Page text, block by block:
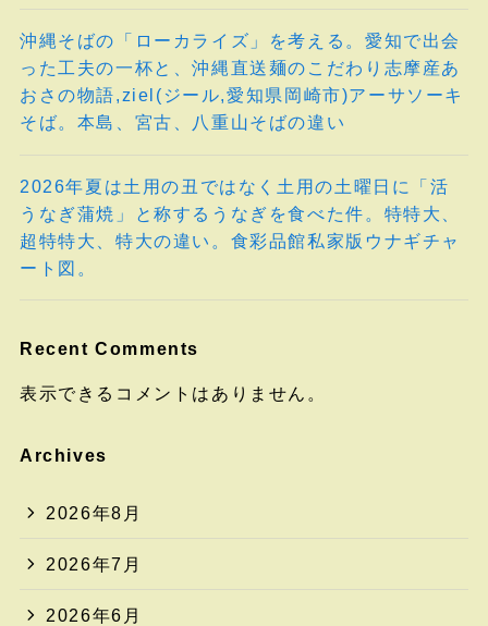
沖縄そばの「ローカライズ」を考える。愛知で出会
った工夫の一杯と、沖縄直送麺のこだわり志摩産あ
おさの物語,ziel(ジール,愛知県岡崎市)アーサソーキ
そば。本島、宮古、八重山そばの違い
2026年夏は土用の丑ではなく土用の土曜日に「活
うなぎ蒲焼」と称するうなぎを食べた件。特特大、
超特特大、特大の違い。食彩品館私家版ウナギチャ
ート図。
Recent Comments
表示できるコメントはありません。
Archives
2026年8月
2026年7月
2026年6月